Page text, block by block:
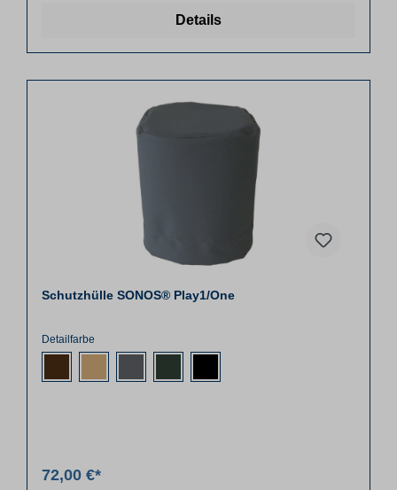
Details
Schutzhülle SONOS® Play1/One
Detailfarbe
72,00 €*